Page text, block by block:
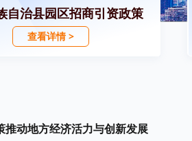
自治县园区招商引资政策
查看详情 >
推动地方经济活力与创新发展